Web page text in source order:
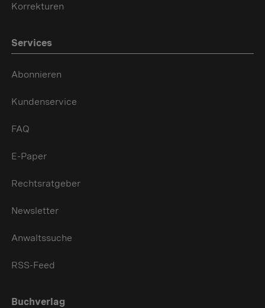
Korrekturen
Services
Abonnieren
Kundenservice
FAQ
E-Paper
Rechtsratgeber
Newsletter
Anwaltssuche
RSS-Feed
Buchverlag